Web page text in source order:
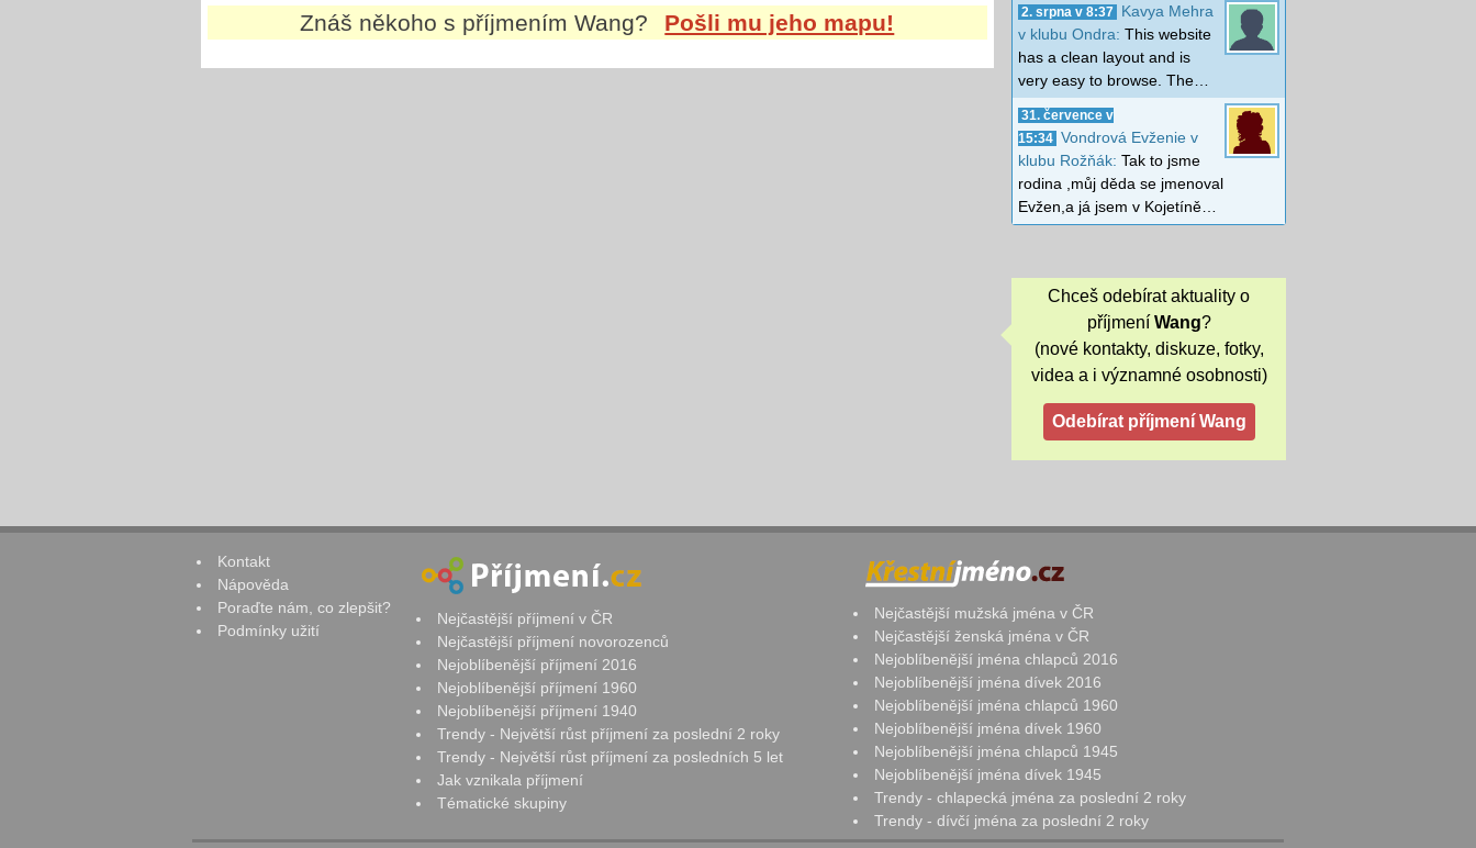
Znáš někoho s příjmenímWang? Pošli mu jeho mapu! 2. srpna v 8:37
Kavya Mehra
v klubu Ondra: This website
has a clean layout and is
very easy to browse. The…
31. července v
15:34 Vondrová Evženie v
klubu Rožňák: Tak to jsme
rodina ,můj děda se jmenoval
Evžen,a já jsem v Kojetíně…
Chceš odebírat aktuality o
příjmení Wang?
(nové kontakty, diskuze, fotky,
videa a i významné osobnosti)
Kontakt
Nápověda
Poraďte nám, co zlepšit?
Podmínky užití
Nejčastější příjmení v ČR
Nejčastější příjmení novorozenců
Nejoblíbenější příjmení 2016
Nejoblíbenější příjmení 1960
Nejoblíbenější příjmení 1940
Trendy - Největší růst příjmení za poslední 2 roky
Trendy - Největší růst příjmení za posledních 5 let
Jak vznikala příjmení
Tématické skupiny
Nejčastější mužská jména v ČR
Nejčastější ženská jména v ČR
Nejoblíbenější jména chlapců 2016
Nejoblíbenější jména dívek 2016
Nejoblíbenější jména chlapců 1960
Nejoblíbenější jména dívek 1960
Nejoblíbenější jména chlapců 1945
Nejoblíbenější jména dívek 1945
Trendy - chlapecká jména za poslední 2 roky
Trendy - dívčí jména za poslední 2 roky